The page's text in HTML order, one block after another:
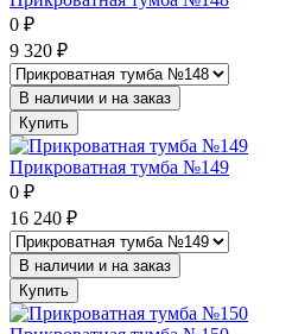
0 ₽
9 320 ₽
В наличии и на заказ
Купить
Прикроватная тумба №149
0 ₽
16 240 ₽
В наличии и на заказ
Купить